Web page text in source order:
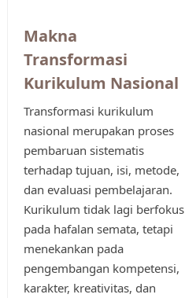
Makna
Transformasi
Kurikulum Nasional
Transformasi kurikulum
nasional merupakan proses
pembaruan sistematis
terhadap tujuan, isi, metode,
dan evaluasi pembelajaran.
Kurikulum tidak lagi berfokus
pada hafalan semata, tetapi
menekankan pada
pengembangan kompetensi,
karakter, kreativitas, dan